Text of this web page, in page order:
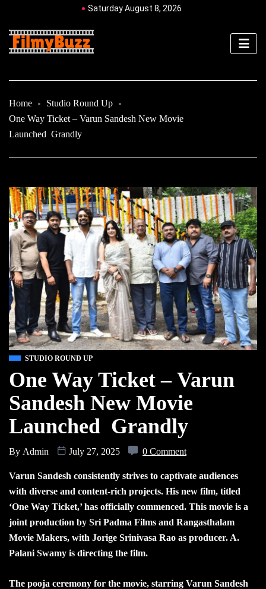
Saturday August 8, 2026
Home
Studio Round Up
One Way Ticket – Varun Sandesh New Movie
Launched Grandly
STUDIO ROUND UP
One Way Ticket – Varun
Sandesh New Movie
Launched Grandly
By Admin July 27, 2025 0 Comment
Varun Sandesh consistently strives to captivate audiences
with diverse and content-rich projects. His new film, titled
‘One Way Ticket,’ has officially commenced. This movie is a
joint production by Sri Padma Films and Rangasthalam
Movie Makers, with Jorige Srinivasa Rao as producer. A.
Palani Swamy is directing the film.
The pooja ceremony for the movie, starring Varun Sandesh